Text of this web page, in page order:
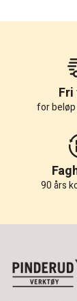
for
90 års